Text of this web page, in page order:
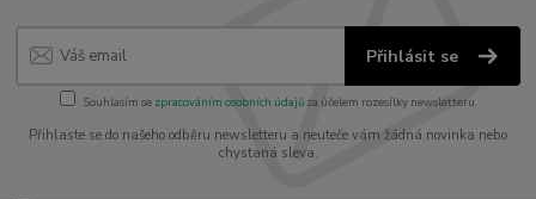
Přihlásit se
Souhlasím se zpracováním osobních údajůza účelem rozesílky newsletteru.
Přihlaste se do našeho odběru newsletteru a neuteče vám žádná novinka nebo
chystaná sleva.